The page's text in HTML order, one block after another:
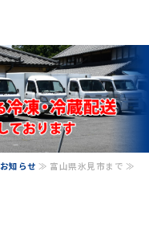
お知らせ ≫ 富山県氷見市まで ≫